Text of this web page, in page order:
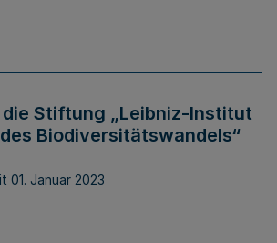
Stiftung „Leibniz-Institut
Biodiversitätswandels“
01. Januar 2023